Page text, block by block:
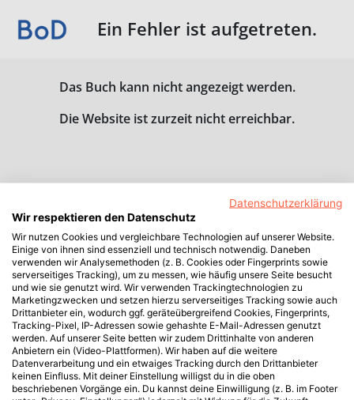
Ein Fehler ist aufgetreten.
Das Buch kann nicht angezeigt werden.
Die Website ist zurzeit nicht erreichbar.
Datenschutzerklärung
Wir respektieren den Datenschutz
Wir nutzen Cookies und vergleichbare Technologien auf unserer Website.
Einige von ihnen sind essenziell und technisch notwendig. Daneben
verwenden wir Analysemethoden (z. B. Cookies oder Fingerprints sowie
serverseitiges Tracking), um zu messen, wie häufig unsere Seite besucht
und wie sie genutzt wird. Wir verwenden Trackingtechnologien zu
Marketingzwecken und setzen hierzu serverseitiges Tracking sowie auch
Drittanbieter ein, wodurch ggf. geräteübergreifend Cookies, Fingerprints,
Tracking-Pixel, IP-Adressen sowie gehashte E-Mail-Adressen genutzt
werden. Auf unserer Seite betten wir zudem Drittinhalte von anderen
Anbietern ein (Video-Plattformen). Wir haben auf die weitere
Datenverarbeitung und ein etwaiges Tracking durch den Drittanbieter
keinen Einfluss. Mit deiner Einstellung willigst du in die oben
beschriebenen Vorgänge ein. Du kannst deine Einwilligung (z. B. im Footer